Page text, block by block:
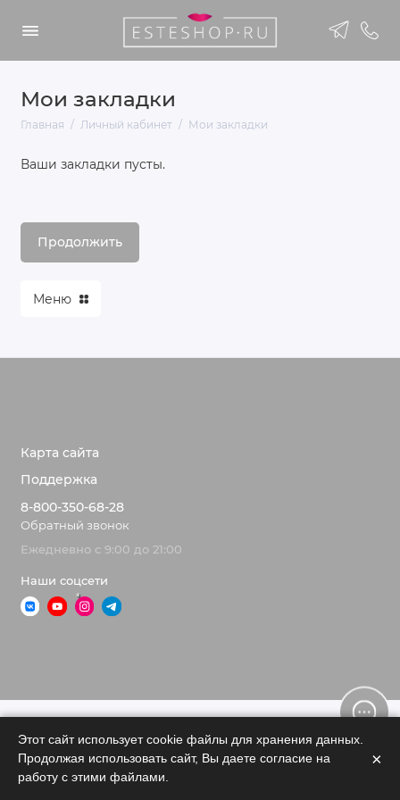
Поиск
0
Мои закладки
Главная Личный кабинет Мои закладки
Ваши закладки пусты.
Продолжить
Меню
Карта сайта
Поддержка
8-800-350-68-28
Обратный звонок
Ежедневно с 9:00 до 21:00
Наши соцсети
Этот сайт использует cookie файлы для хранения данных.
Продолжая использовать сайт, Вы даете согласие на
работу с этими файлами.
×